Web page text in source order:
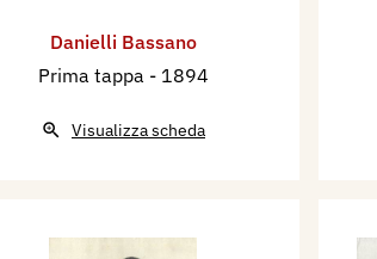
Danielli Bassano
Prima tappa - 1894
Visualizza scheda